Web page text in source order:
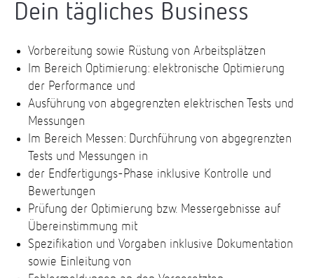
Dein tägliches Business
Vorbereitung sowie Rüstung von Arbeitsplätzen
Im Bereich Optimierung: elektronische Optimierung
der Performance und
Ausführung von abgegrenzten elektrischen Tests und
Messungen
Im Bereich Messen: Durchführung von abgegrenzten
Tests und Messungen in
der Endfertigungs-Phase inklusive Kontrolle und
Bewertungen
Prüfung der Optimierung bzw. Messergebnisse auf
Übereinstimmung mit
Spezifikation und Vorgaben inklusive Dokumentation
sowie Einleitung von